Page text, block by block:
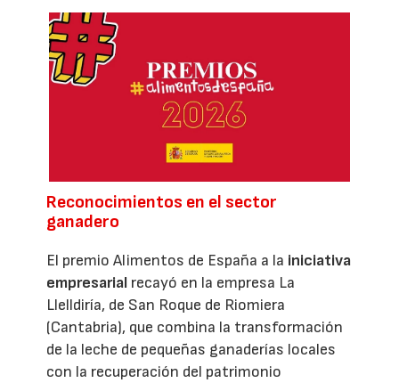
Reconocimientos en el sector
ganadero
El premio Alimentos de España a la iniciativa
empresarial recayó en la empresa La
Llelldiría, de San Roque de Riomiera
(Cantabria), que combina la transformación
de la leche de pequeñas ganaderías locales
con la recuperación del patrimonio